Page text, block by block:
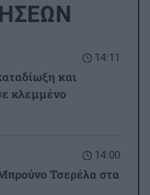
14:11
και
κλεμμένο
14:00
Τσερέλα στα